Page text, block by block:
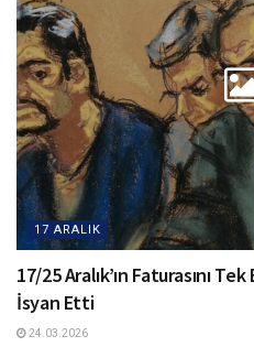
17 ARALIK
17/25 Aralık’ın Faturasını
İsyan Etti
24.03.2026